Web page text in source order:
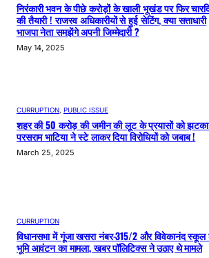
निरंकारी भवन के पीछे करोड़ों के खाली भूखंड पर फिर
की तैयारी ! राजस्व अधिकारीयों से हुई सेटिंग, क्या सत्ताधारी
भाजपा नेता समझेंगे अपनी जिम्मेदारी ?
May 14, 2025
CURRUPTION, PUBLIC ISSUE
शहर की 50 करोड़ की जमीन की लूट के प्रयासों को
परसराम भाटिया ने स्टे लाकर दिया विरोधियों को जबाब !
March 25, 2025
CURRUPTION
विधानसभा में गूंजा खसरा नंबर-315/2 और विवेकानंद स्कूल
भूमि आवंटन का मामला, खबर पॉलिटिक्स ने उठाए थे मामले